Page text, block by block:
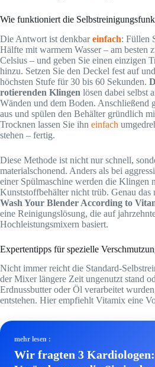
Wie funktioniert die
Die Antwort ist denkbareinfach: Füllen
Hälfte mit warmem Wasser – am besten
Celsius – und geben Sie einen einzigen
hinzu. Setzen Sie den Deckel fest auf
höchsten Stufe für 30 bis 60 Sekunden.
rotierenden Klingen lösen dabei selbst
Wänden und dem Boden. Anschließend
aus und spülen den Behälter gründlich
Trocknen lassen Sie ihn einfach
stehen – fertig.
Diese Methode ist nicht nur schnell,
materialschonend. Anders als bei
einer Spülmaschine werden die Klingen
Kunststoffbehälter nicht trüb. Genau das
Wash Your Blender According to
eine Reinigungslösung, die auf
Hochleistungsmixern basiert.
Expertentipps für spezielle
Nicht immer reicht die Standard-
der Mixer längere Zeit ungenutzt stand
Erdnussbutter oder Öl verarbeitet
entstehen. Hier empfiehlt Vitamix eine
mehr lesen :
Wir fragten 3